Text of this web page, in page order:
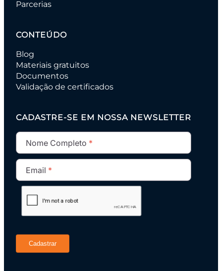
Parcerias
CONTEÚDO
Blog
Materiais gratuitos
Documentos
Validação de certificados
CADASTRE-SE EM NOSSA NEWSLETTER
Nome Completo
Email
Cadastrar